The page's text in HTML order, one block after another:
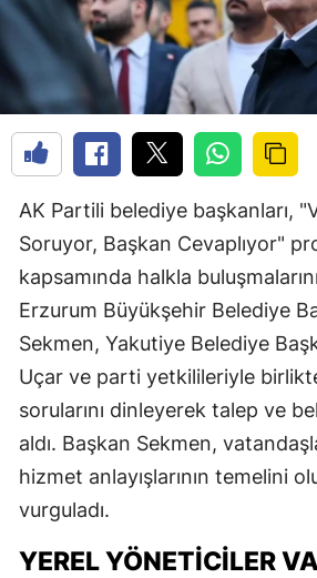
AK Partili belediye başkanları,
Soruyor, Başkan Cevaplıyor"
kapsamında halkla
Erzurum Büyükşehir Belediye
Sekmen, Yakutiye Belediye
Uçar ve parti yetkilileriyle
sorularını dinleyerek talep ve
aldı. Başkan Sekmen,
hizmet anlayışlarının temelini
vurguladı.
YEREL YÖNETICILER